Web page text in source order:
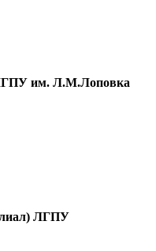
им. Л.М.Лоповка
ЛГПУ